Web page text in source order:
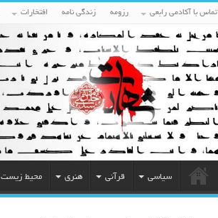
تماس با آکادمی رابعی رزومه زندگی نامه افتخارات
سیاسی قرآنی هنری محیط زیست